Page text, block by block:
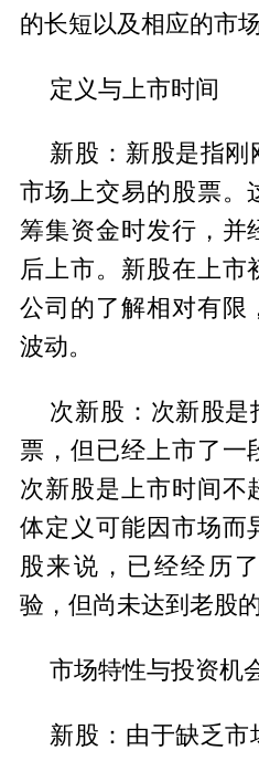
的长短以及相应的市
定义与上市时间
新股‌：新股是指刚
市场上交易的股票。
筹集资金时发行，并
后上市。新股在上市
公司的了解相对有限
波动。‌
次新股‌：次新股是
票，但已经上市了一
次新股是上市时间不
体定义可能因市场而
股来说，已经经历
验，但尚未达到老股的
市场特性与投资机
新股‌：由于缺乏市